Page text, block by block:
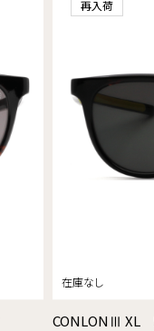
再入荷
CONLONⅢ XL